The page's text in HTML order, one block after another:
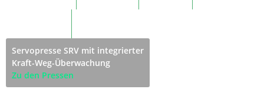
Servopresse SRV mit integrierter
Kraft-Weg-Überwachung
Zu den Pressen